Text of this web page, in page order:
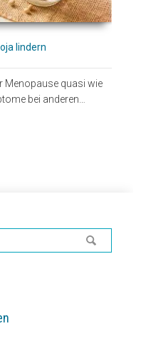
lindern
Menopause quasi wie
bei anderen…